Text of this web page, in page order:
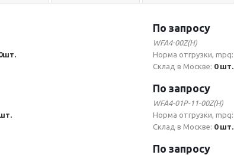
По запросу
WFA4-00Z(H)
Норма отгрузки, mpq:
Склад в Москве: 0 шт.
По запросу
WFA4-01P-11-00Z(H)
Норма отгрузки, mpq:
Склад в Москве: 0 шт.
По запросу